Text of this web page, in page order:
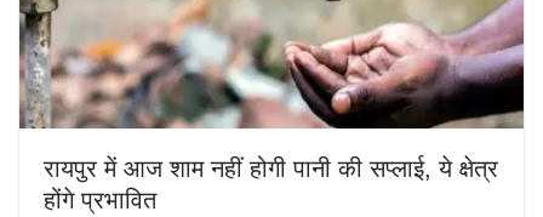
रायपुर में आज शाम नहीं होगी पानी की सप्लाई, ये क्षेत्र
होंगे प्रभावित